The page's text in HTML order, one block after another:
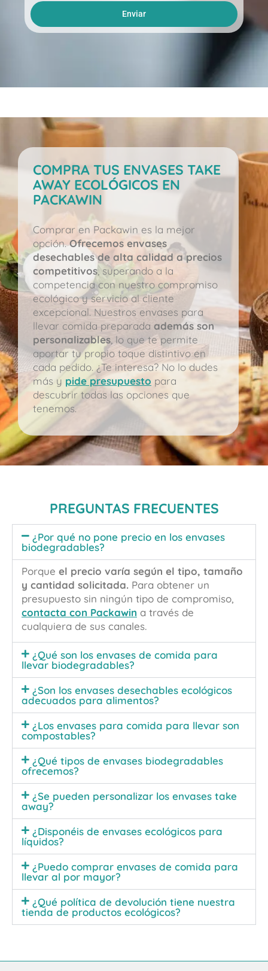
Enviar
COMPRA TUS ENVASES TAKE
AWAY ECOLÓGICOS EN
PACKAWIN
Comprar en Packawin es la mejor
opción.Ofrecemos envases
desechables de alta calidad a precios
competitivos, superando a la
competencia con nuestro compromiso
ecológico y servicio al cliente
excepcional. Nuestros envases para
llevar comida preparada además son
personalizables, lo que te permite
aportar tu propio toque distintivo en
cada pedido. ¿Te interesa? No lo dudes
más y pide presupuesto para
descubrir todas las opciones que
tenemos.
PREGUNTAS FRECUENTES
¿Por qué no pone precio en los envases
biodegradables?
Porque el precio varía según el tipo, tamaño
y cantidad solicitada. Para obtener un
presupuesto sin ningún tipo de compromiso,
contacta con Packawin a través de
cualquiera de sus canales.
¿Qué son los envases de comida para
llevar biodegradables?
¿Son los envases desechables ecológicos
adecuados para alimentos?
¿Los envases para comida para llevar son
compostables?
¿Qué tipos de envases biodegradables
ofrecemos?
¿Se pueden personalizar los envases take
away?
¿Disponéis de envases ecológicos para
líquidos?
¿Puedo comprar envases de comida para
llevar al por mayor?
¿Qué política de devolución tiene nuestra
tienda de productos ecológicos?